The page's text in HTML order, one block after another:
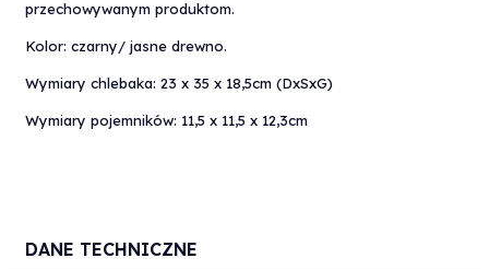
przechowywanym produktom.
Kolor: czarny/ jasne drewno.
Wymiary chlebaka: 23 x 35 x 18,5cm (DxSxG)
Wymiary pojemników: 11,5 x 11,5 x 12,3cm
DANE TECHNICZNE